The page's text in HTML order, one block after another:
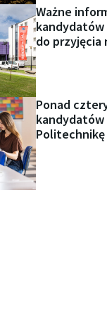
Ważne
do przyjęcia
Ponad
kandydatów
Politechnikę